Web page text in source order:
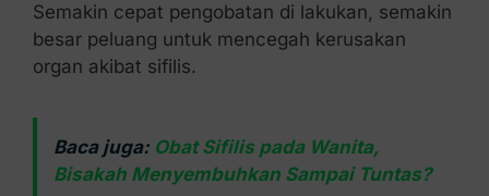
Semakin cepat pengobatan di lakukan, semakin
besar peluang untuk mencegah kerusakan
organ akibat sifilis.
Baca juga: Obat Sifilis pada Wanita,
Bisakah Menyembuhkan Sampai Tuntas?